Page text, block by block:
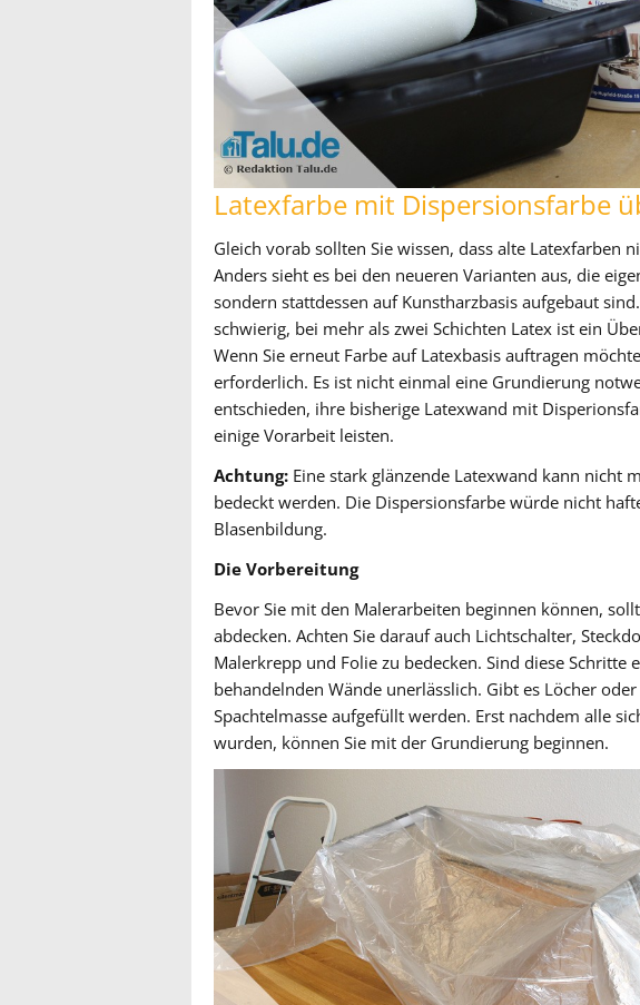
Latexfarbe mit Dispersionsfarbe
Gleich vorab sollten Sie wissen, dass alte Latexfarben
Anders sieht es bei den neueren Varianten aus, die
sondern stattdessen auf Kunstharzbasis aufgebaut
schwierig, bei mehr als zwei Schichten Latex ist ein
Wenn Sie erneut Farbe auf Latexbasis auftragen
erforderlich. Es ist nicht einmal eine Grundierung
entschieden, ihre bisherige Latexwand mit
einige Vorarbeit leisten.
Achtung: Eine stark glänzende Latexwand kann nicht
bedeckt werden. Die Dispersionsfarbe würde nicht
Blasenbildung.
Die Vorbereitung
Bevor Sie mit den Malerarbeiten beginnen können,
abdecken. Achten Sie darauf auch Lichtschalter,
Malerkrepp und Folie zu bedecken. Sind diese Schritte
behandelnden Wände unerlässlich. Gibt es Löcher
Spachtelmasse aufgefüllt werden. Erst nachdem alle
wurden, können Sie mit der Grundierung beginnen.